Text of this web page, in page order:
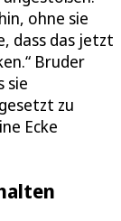
ohne sie
dass das jetzt
Bruder
sie
zu
Ecke